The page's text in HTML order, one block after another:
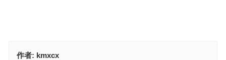
作者: kmxcx